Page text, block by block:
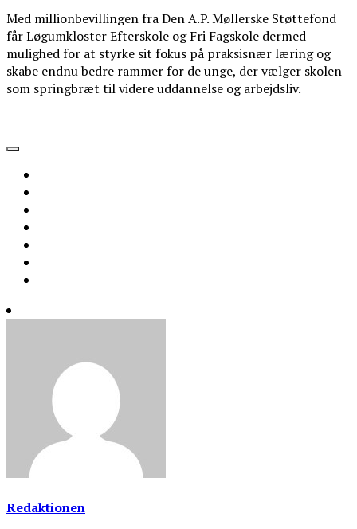
Med millionbevillingen fra Den A.P. Møllerske Støttefond
får Løgumkloster Efterskole og Fri Fagskole dermed
mulighed for at styrke sit fokus på praksisnær læring og
skabe endnu bedre rammer for de unge, der vælger skolen
som springbræt til videre uddannelse og arbejdsliv.
Redaktionen